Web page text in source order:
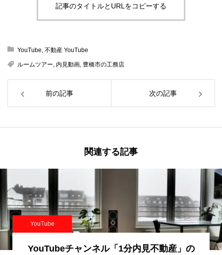
記事のタイトルとURLをコピーする
YouTube, 不動産 YouTube
ルームツアー, 内見動画, 豊橋市の工務店
前の記事 次の記事
関連する記事
YouTube
YouTubeチャンネル「1分内見不動産」の